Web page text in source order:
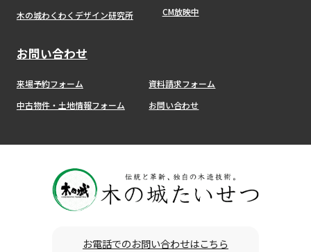
木の城わくわくデザイン研究所
CM放映中
お問い合わせ
来場予約フォーム
資料請求フォーム
中古物件・土地情報フォーム
お問い合わせ
お電話でのお問い合わせはこちら